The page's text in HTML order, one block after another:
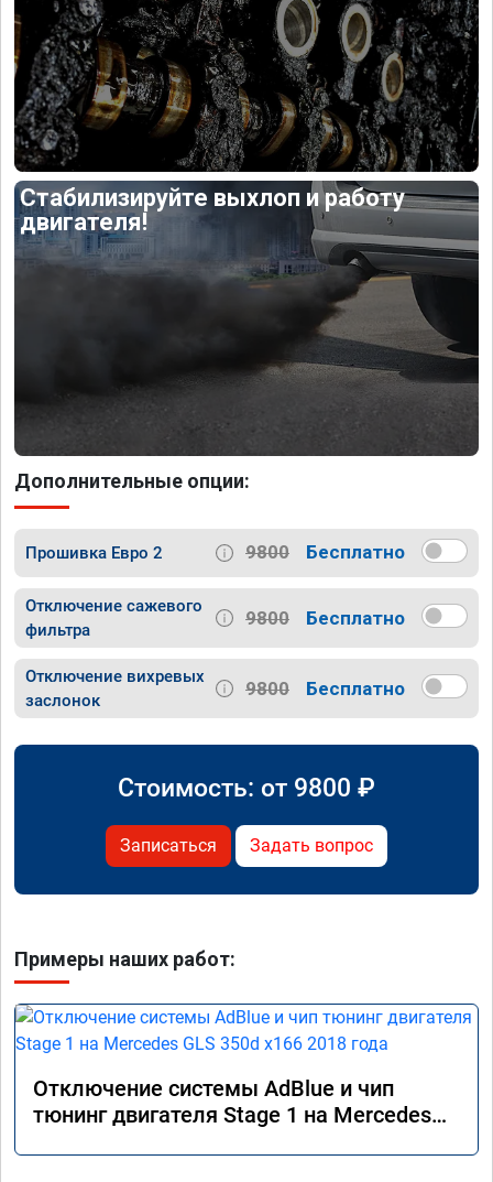
Стабилизируйте выхлоп и работу
двигателя!
Дополнительные опции:
Прошивка Евро 2 9800 Бесплатно
Отключение сажевого
фильтра
9800 Бесплатно
Отключение вихревых
заслонок
9800 Бесплатно
Стоимость: от 9800 ₽
Записаться Задать вопрос
Примеры наших работ:
Отключение системы AdBlue и чип
тюнинг двигателя Stage 1 на Mercedes